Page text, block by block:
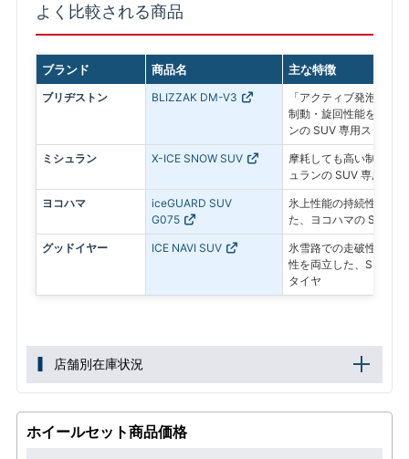
よく比較される商品
ブランド 商品名 主な特徴
ブリヂストン BLIZZAK DM-V3
「アクティブ発泡ゴム
制動・旋回性能を追求
ンの SUV 専用スタッド
ミシュラン X-ICE SNOW SUV
摩耗しても高い制動力
ュランの SUV 専用スタ
ヨコハマ
iceGUARD SUV
G075
氷上性能の持続性と燃
た、ヨコハマの SUV 専
グッドイヤー ICE NAVI SUV
氷雪路での走破性とド
性を両立した、SUV専
タイヤ
店舗別在庫状況
ホイールセット商品価格